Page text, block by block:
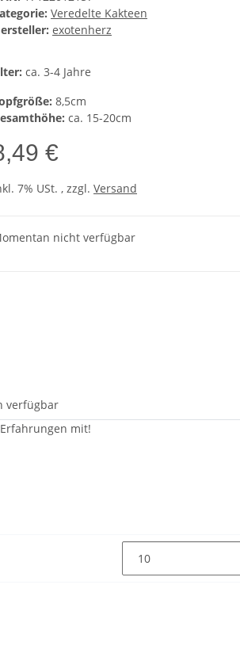
Veredelte Kakteen
exotenherz
ca. 3-4 Jahre
8,5cm
ca. 15-20cm
€
7% USt. , zzgl. Versand
nicht verfügbar
verfügbar
mit!